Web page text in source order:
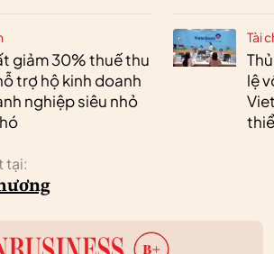
giảm 30% thuế thu
trợ hộ kinh doanh
nghiệp siêu nhỏ
Tài
lệ
tại: